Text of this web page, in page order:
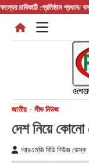
Skip
content
প্রধান/ বস/ ম্যানেজার
জাতীয় লীড নিউজ
দেশ নিয়ে কোনো
আরএমজি বিডি নিউজ ডেস্ক